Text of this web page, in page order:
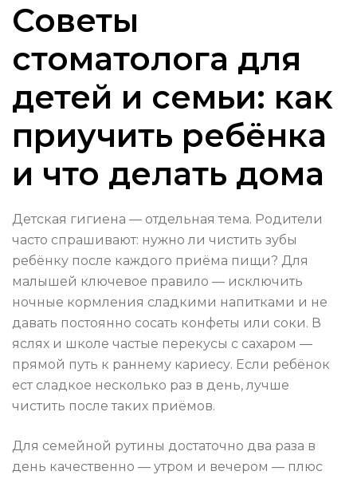
Советы
стоматолога для
детей и семьи: как
приучить ребёнка
и что делать дома
Детская гигиена — отдельная тема. Родители
часто спрашивают: нужно ли чистить зубы
ребёнку после каждого приёма пищи? Для
малышей ключевое правило — исключить
ночные кормления сладкими напитками и не
давать постоянно сосать конфеты или соки. В
яслях и школе частые перекусы с сахаром —
прямой путь к раннему кариесу. Если ребёнок
ест сладкое несколько раз в день, лучше
чистить после таких приёмов.
Для семейной рутины достаточно два раза в
день качественно — утром и вечером — плюс